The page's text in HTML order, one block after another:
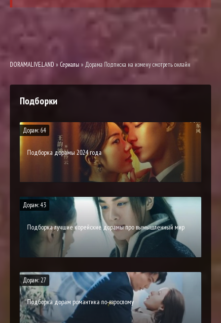
DORAMALIVE.LAND » Сериалы » Дорама Подписка на измену смотреть онлайн
Подборки
Дорам: 64
Подборка дорамы 2024 года
Дорам: 43
Подборка лучшие корейские дорамы про вымышленный мир
Дорам: 27
Подборка дорам романтика по-взрослому